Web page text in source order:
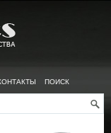
ПОИСК